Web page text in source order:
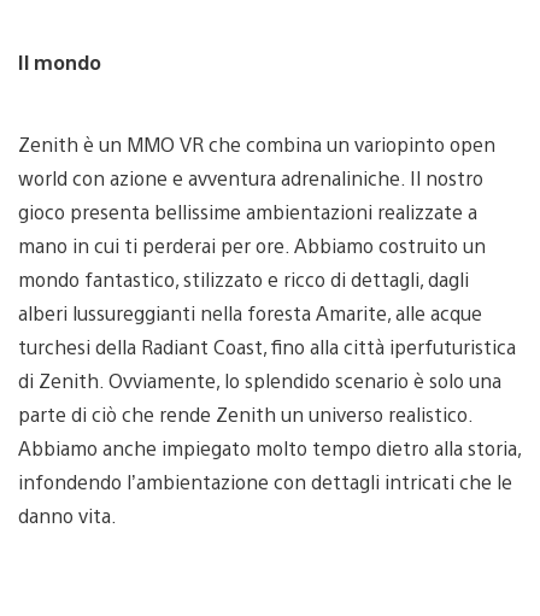
Il mondo
Zenith è un MMO VR che combina un variopinto open
world con azione e avventura adrenaliniche. Il nostro
gioco presenta bellissime ambientazioni realizzate a
mano in cui ti perderai per ore. Abbiamo costruito un
mondo fantastico, stilizzato e ricco di dettagli, dagli
alberi lussureggianti nella foresta Amarite, alle acque
turchesi della Radiant Coast, fino alla città iperfuturistica
di Zenith. Ovviamente, lo splendido scenario è solo una
parte di ciò che rende Zenith un universo realistico.
Abbiamo anche impiegato molto tempo dietro alla storia,
infondendo l’ambientazione con dettagli intricati che le
danno vita.